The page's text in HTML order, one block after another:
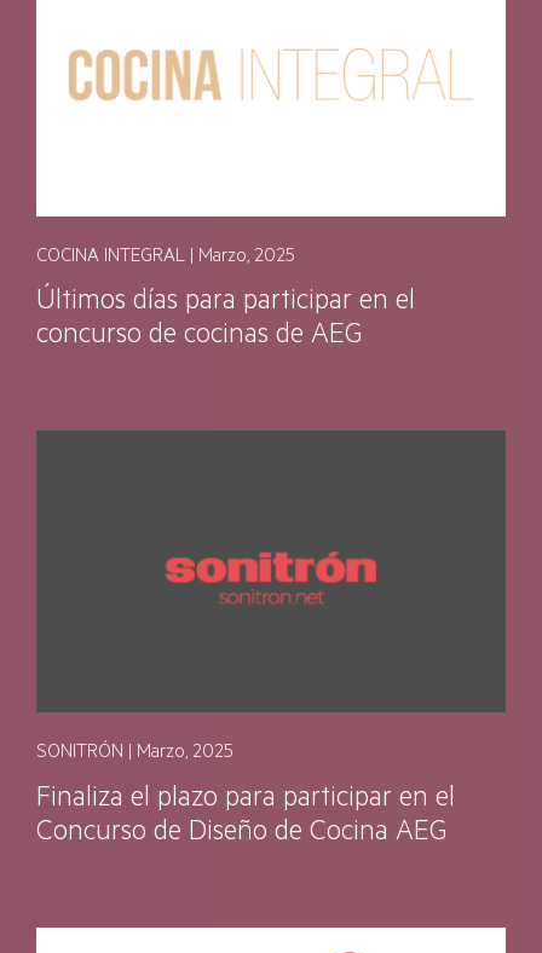
COCINA INTEGRAL | Marzo, 2025
Últimos días para participar en el
concurso de cocinas de AEG
SONITRÓN | Marzo, 2025
Finaliza el plazo para participar en el
Concurso de Diseño de Cocina AEG